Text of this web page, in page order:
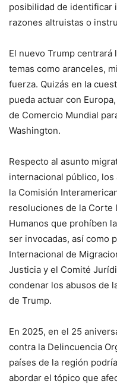
posibilidad de identificar
razones altruistas o
El nuevo Trump centrará
temas como aranceles,
fuerza. Quizás en la
pueda actuar con
de Comercio Mundial
Washington.
Respecto al asunto
internacional público,
la Comisión
resoluciones de la Corte
Humanos que prohíben
ser invocadas, así como
Internacional de
Justicia y el Comité
condenar los abusos de
de Trump.
En 2025, en el 25
contra la Delincuencia
países de la región
abordar el tópico que